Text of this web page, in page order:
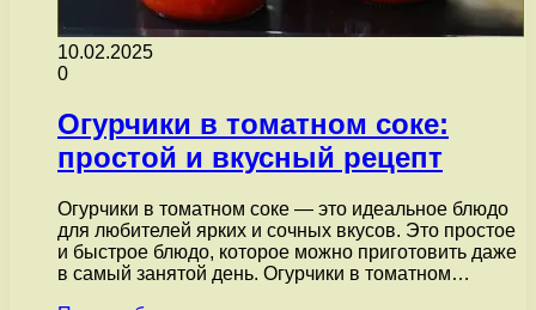
10.02.2025
0
Огурчики в томатном соке:
простой и вкусный рецепт
Огурчики в томатном соке — это идеальное блюдо
для любителей ярких и сочных вкусов. Это простое
и быстрое блюдо, которое можно приготовить даже
в самый занятой день. Огурчики в томатном…